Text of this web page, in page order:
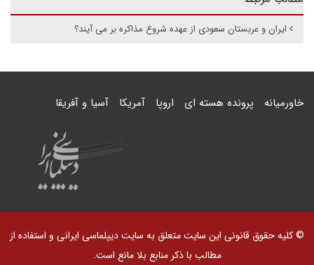
ایران و عربستان سعودی از عهده شروع مذاکره بر می آیند؟
خاورمیانه پرونده هسته ای اروپا آمریکا آسیا و آفریقا
© کلیه حقوق قانونی این سایت متعلق به سایت دیپلماسی ایرانی و استفاده از
مطالب با ذکر منابع بلا مانع است.